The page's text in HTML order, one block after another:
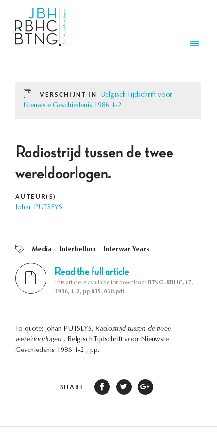
VERSCHIJNT IN
Belgisch Tijdschrift voor
Nieuwste Geschiedenis 1986 1-2
Radiostrijd tussen de twee
wereldoorlogen.
AUTEUR(S)
Johan PUTSEYS
Media Interbellum Interwar Years
Read the full article
This article is available for download: BTNG-RBHC, 17,
1986, 1-2, pp 035-060.pdf
To quote: Johan PUTSEYS, Radiostrijd tussen de twee
wereldoorlogen., Belgisch Tijdschrift voor Nieuwste
Geschiedenis 1986 1-2 , pp. .
SHARE